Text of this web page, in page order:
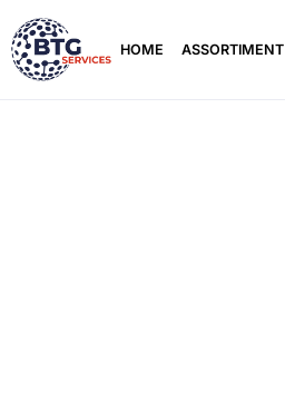
HOME ASSORTIMENT